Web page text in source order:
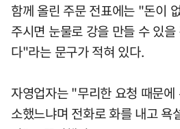
함께 올린 주문 전표에는 "돈이
주시면 눈물로 강을 만들 수 있
다"라는 문구가 적혀 있다.
자영업자는 "무리한 요청 때문에
소했느냐며 전화로 화를 내고 욕